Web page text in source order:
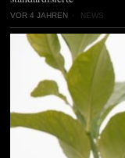
VOR 4 JAHREN NEWS